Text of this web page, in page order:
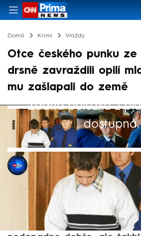
Domů Krimi Vraždy
Otce českého punku ze
drsně zavraždili opilí
mu zašlapali do země
Žádná položka z
dostupná.
CNN Prima NEWS
Akt. 24. zář 2024, 08:34• 13. zář 2024,
František Sahula, génius
nezřízený „kalič“, legenda
Tři sestry. „Všichni jsme tak